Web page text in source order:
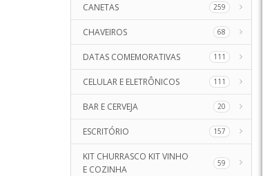
CANETAS 259
CHAVEIROS 68
DATAS COMEMORATIVAS 111
CELULAR E ELETRÔNICOS 111
BAR E CERVEJA 20
ESCRITÓRIO 157
KIT CHURRASCO KIT VINHO
E COZINHA
59